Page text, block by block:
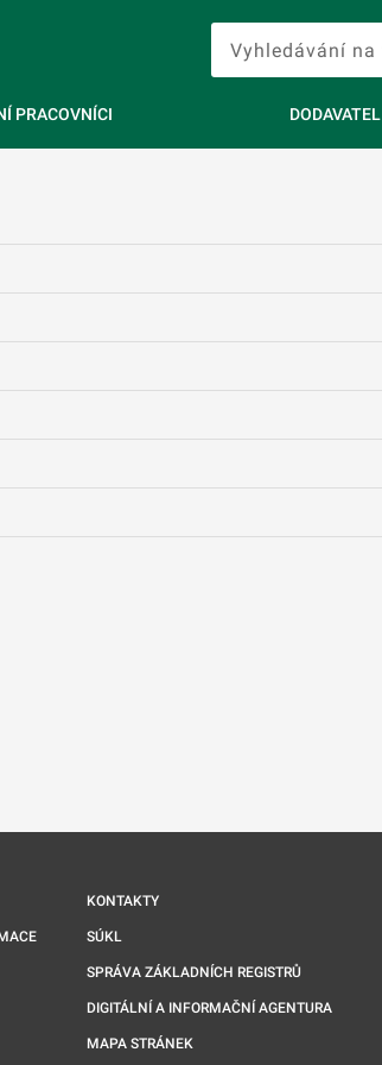
PRACOVNÍCI DODAVATEL
KONTAKTY
SÚKL
SPRÁVA ZÁKLADNÍCH REGISTRŮ
DIGITÁLNÍ A INFORMAČNÍ AGENTURA
MAPA STRÁNEK